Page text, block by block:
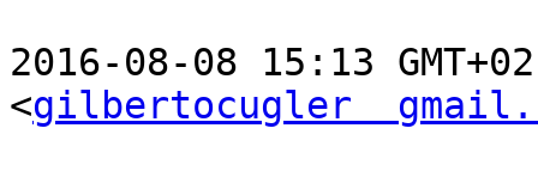
2016-08-08 15:13
<gilbertocugler